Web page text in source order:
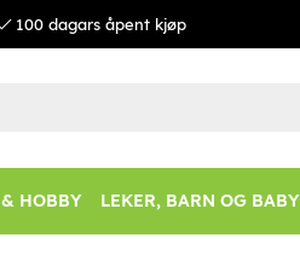
100 dagars åpent kjøp
HOBBY LEKER, BARN OG BABY